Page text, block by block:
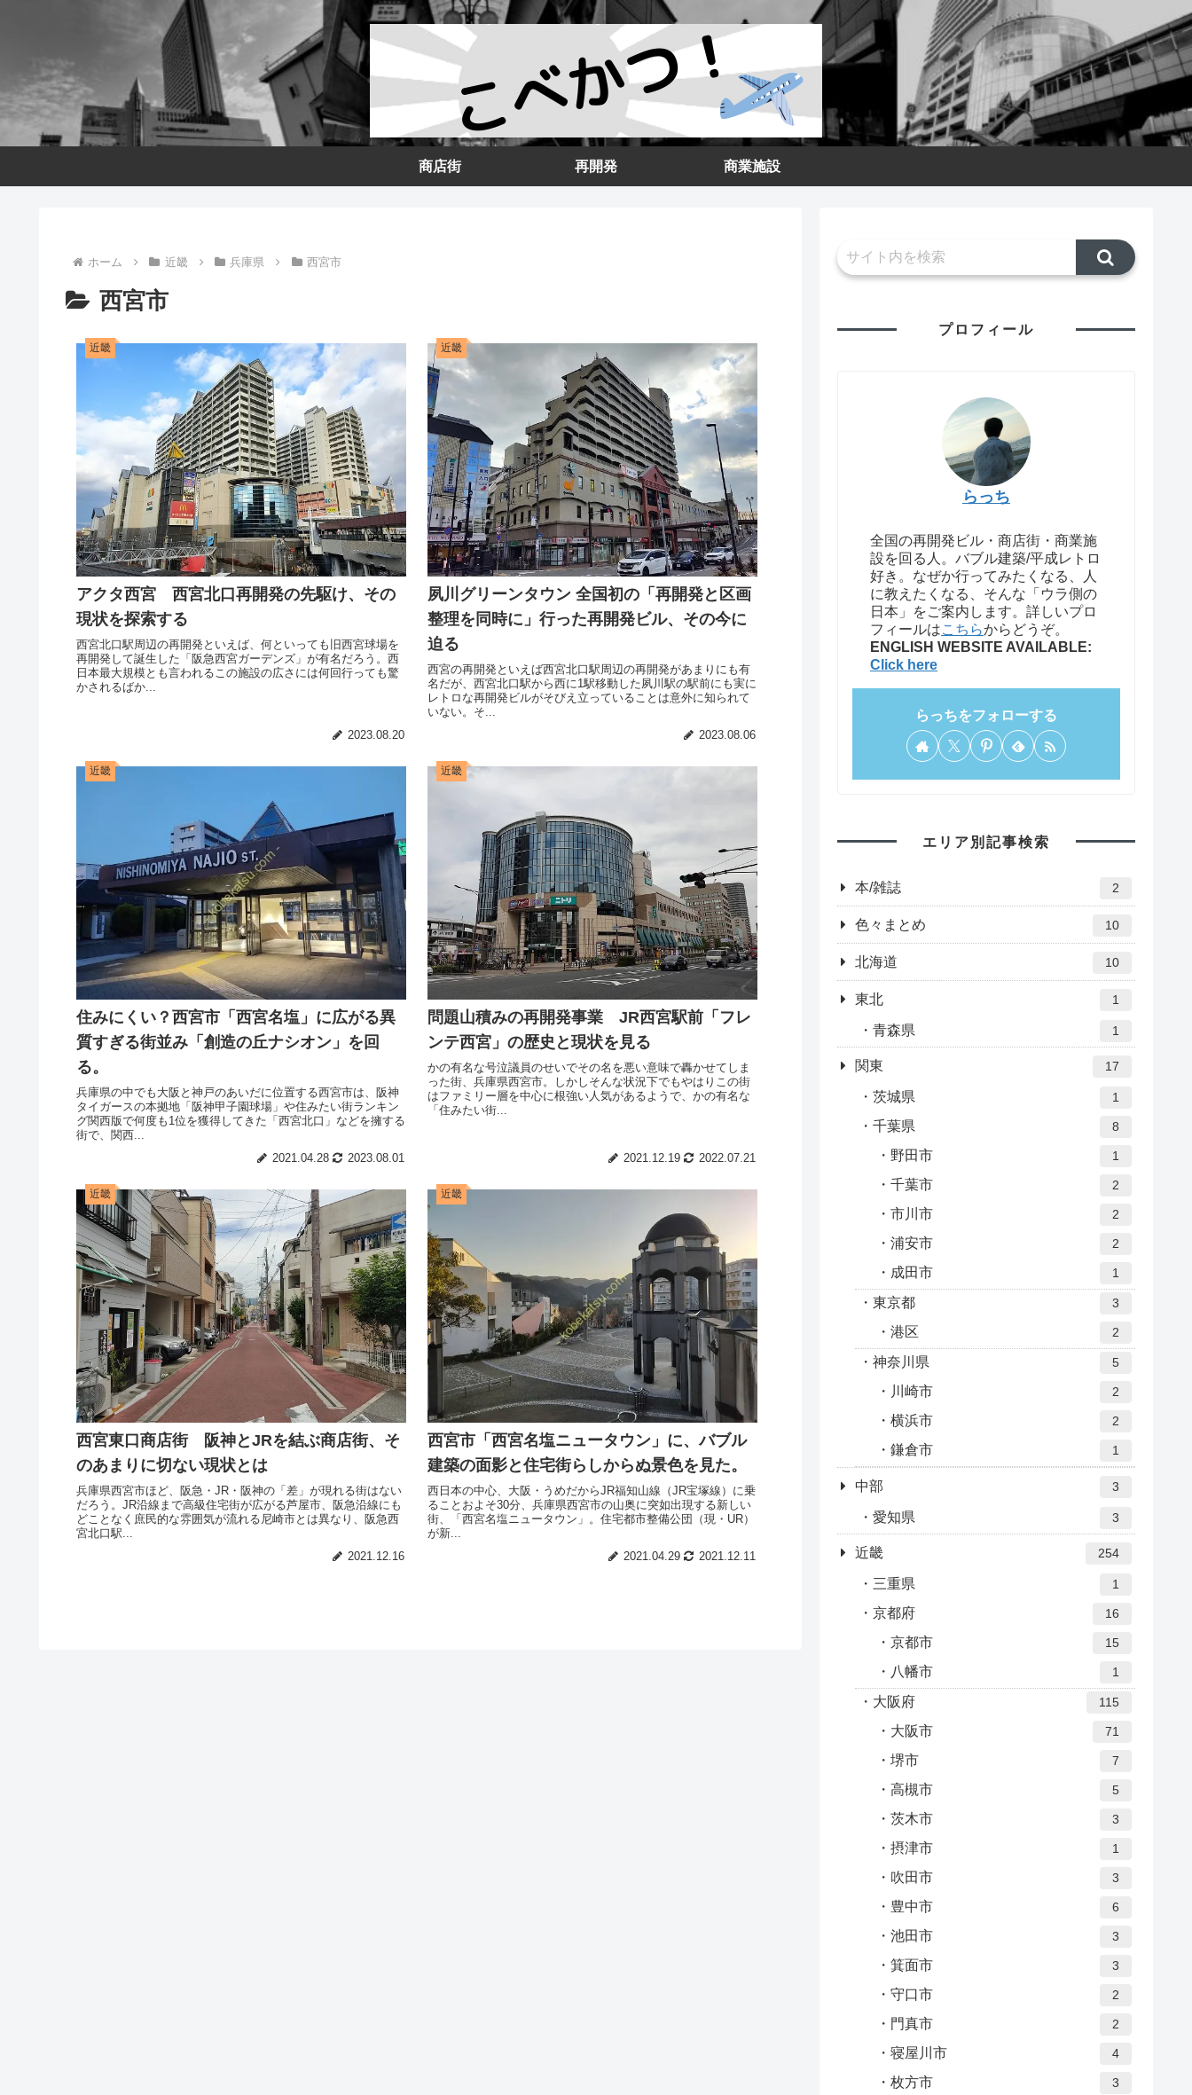
商店街 再開発 商業施設
ホーム 近畿 兵庫県 西宮市
西宮市
近畿
アクタ西宮 西宮北口再開発の先駆け、その
現状を探索する
西宮北口駅周辺の再開発といえば、何といっても旧西宮球場を
再開発して誕生した「阪急西宮ガーデンズ」が有名だろう。西
日本最大規模とも言われるこの施設の広さには何回行っても驚
かされるばか...
2023.08.20
近畿
夙川グリーンタウン 全国初の「再開発と区画
整理を同時に」行った再開発ビル、その今に
迫る
西宮の再開発といえば西宮北口駅周辺の再開発があまりにも有
名だが、西宮北口駅から西に1駅移動した夙川駅の駅前にも実に
レトロな再開発ビルがそびえ立っていることは意外に知られて
いない。そ...
2023.08.06
近畿
住みにくい？西宮市「西宮名塩」に広がる異
質すぎる街並み「創造の丘ナシオン」を回
る。
兵庫県の中でも大阪と神戸のあいだに位置する西宮市は、阪神
タイガースの本拠地「阪神甲子園球場」や住みたい街ランキン
グ関西版で何度も1位を獲得してきた「西宮北口」などを擁する
街で、関西...
2021.04.28
2023.08.01
近畿
問題山積みの再開発事業 JR西宮駅前「フレ
ンテ西宮」の歴史と現状を見る
かの有名な号泣議員のせいでその名を悪い意味で轟かせてしま
った街、兵庫県西宮市。しかしそんな状況下でもやはりこの街
はファミリー層を中心に根強い人気があるようで、かの有名な
「住みたい街...
2021.12.19 2022.07.21
近畿
西宮東口商店街 阪神とJRを結ぶ商店街、そ
のあまりに切ない現状とは
兵庫県西宮市ほど、阪急・JR・阪神の「差」が現れる街はない
だろう。JR沿線まで高級住宅街が広がる芦屋市、阪急沿線にも
どことなく庶民的な雰囲気が流れる尼崎市とは異なり、阪急西
宮北口駅...
2021.12.16
近畿
西宮市「西宮名塩ニュータウン」に、バブル
建築の面影と住宅街らしからぬ景色を見た。
西日本の中心、大阪・うめだからJR福知山線（JR宝塚線）に乗
ることおよそ30分、兵庫県西宮市の山奥に突如出現する新しい
街、「西宮名塩ニュータウン」。住宅都市整備公団（現・UR）
が新...
2021.04.29
2021.12.11
プロフィール
らっち
全国の再開発ビル・商店街・商業施
設を回る人。バブル建築/平成レトロ
好き。なぜか行ってみたくなる、人
に教えたくなる、そんな「ウラ側の
日本」をご案内します。詳しいプロ
フィールはこちらからどうぞ。
ENGLISH WEBSITE AVAILABLE:
Click here
らっちをフォローする
エリア別記事検索
本/雑誌 2
色々まとめ 10
北海道 10
東北 1
青森県 1
関東 17
茨城県 1
千葉県 8
野田市 1
千葉市 2
市川市 2
浦安市 2
成田市 1
東京都 3
港区 2
神奈川県 5
川崎市 2
横浜市 2
鎌倉市 1
中部 3
愛知県 3
近畿 254
三重県 1
京都府 16
京都市 15
八幡市 1
大阪府 115
大阪市 71
堺市 7
高槻市 5
茨木市 3
摂津市 1
吹田市 3
豊中市 6
池田市 3
箕面市 3
守口市 2
門真市 2
寝屋川市 4
枚方市 3